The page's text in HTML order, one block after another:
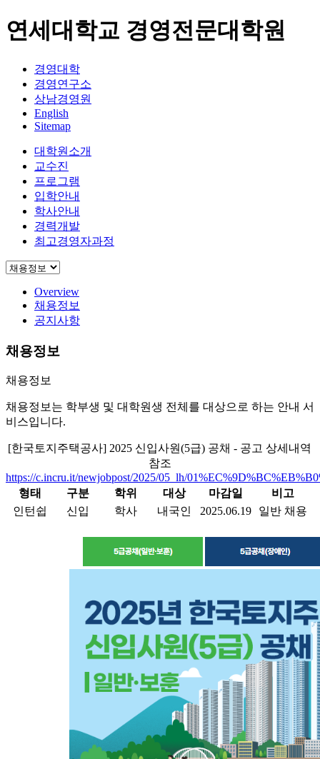
연세대학교 경영전문대학원
경영대학
경영연구소
상남경영원
English
Sitemap
대학원소개
교수진
프로그램
입학안내
학사안내
경력개발
최고경영자과정
Overview
채용정보
공지사항
채용정보
채용정보
채용정보는 학부생 및 대학원생 전체를 대상으로 하는 안내 서
비스입니다.
[한국토지주택공사] 2025 신입사원(5급) 공채 - 공고 상세내역
참조
https://c.incru.it/newjobpost/2025/05_lh/
형태
구분 학위 대상 마감일
비고
인턴쉽
신입 학사 내국인 2025.06.19 일반 채용